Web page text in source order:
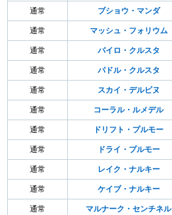
通常 ブショウ・マンダ
通常 マッシュ・フォリウム
通常 パイロ・クルスタ
通常 パドル・クルスタ
通常 スカイ・デルピヌ
通常 コーラル・ルメデル
通常 ドリフト・プルモー
通常 ドライ・プルモー
通常 レイク・ナルキー
通常 ケイブ・ナルキー
通常 マルナーク・センチネル